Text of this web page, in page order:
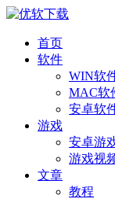
首页
软件
WIN软
MAC软
安卓软
游戏
安卓游
游戏视
文章
教程